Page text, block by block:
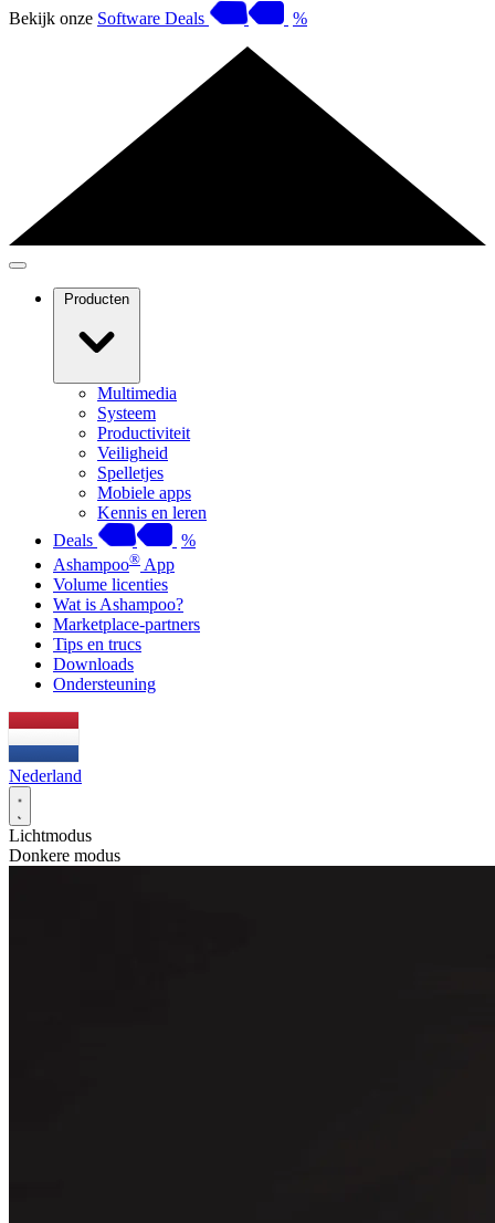
Bekijk onze Software Deals %
Producten
Multimedia
Systeem
Productiviteit
Veiligheid
Spelletjes
Mobiele apps
Kennis en leren
Deals
%
Ashampoo® App
Volume licenties
Wat is Ashampoo?
Marketplace-partners
Tips en trucs
Downloads
Ondersteuning
Nederland
Lichtmodus
Donkere modus